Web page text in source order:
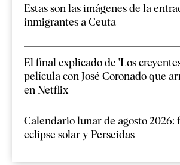
Estas son las imágenes de la
inmigrantes a Ceuta
El final explicado de 'Los
película con José Coronado que
en Netflix
Calendario lunar de agosto 2026:
eclipse solar y Perseidas